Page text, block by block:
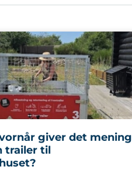
giver det mening
trailer til